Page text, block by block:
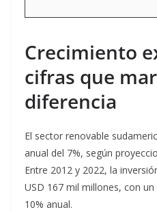
Crecimiento
cifras que
diferencia
El sector renovable
anual del 7%, según
Entre 2012 y 2022, la
USD 167 mil millones, con
10% anual.